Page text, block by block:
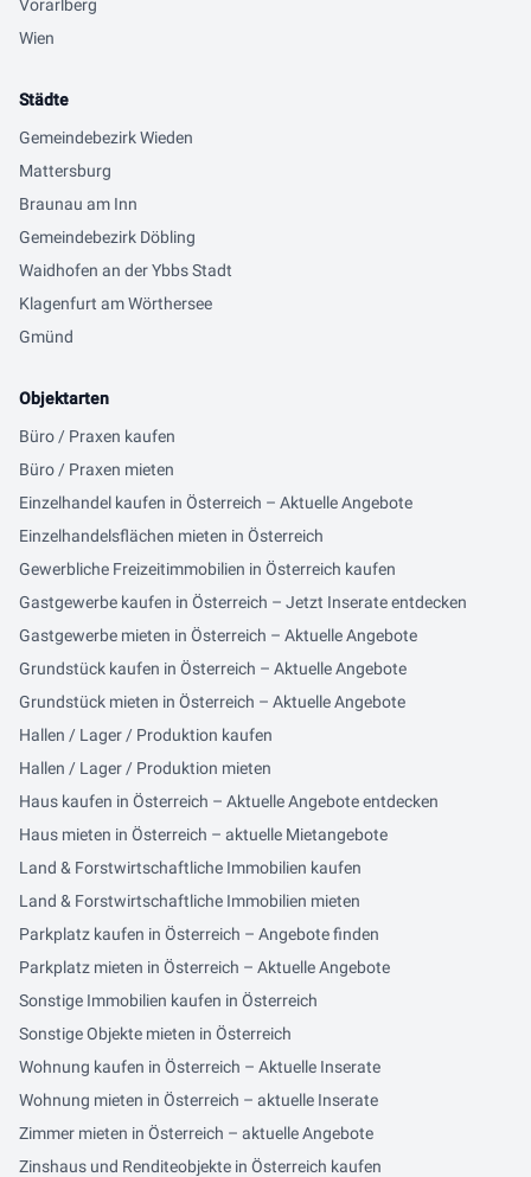
Vorarlberg
Wien
Städte
Gemeindebezirk Wieden
Mattersburg
Braunau am Inn
Gemeindebezirk Döbling
Waidhofen an der Ybbs Stadt
Klagenfurt am Wörthersee
Gmünd
Objektarten
Büro / Praxen kaufen
Büro / Praxen mieten
Einzelhandel kaufen in Österreich – Aktuelle Angebote
Einzelhandelsflächen mieten in Österreich
Gewerbliche Freizeitimmobilien in Österreich kaufen
Gastgewerbe kaufen in Österreich – Jetzt Inserate entdecken
Gastgewerbe mieten in Österreich – Aktuelle Angebote
Grundstück kaufen in Österreich – Aktuelle Angebote
Grundstück mieten in Österreich – Aktuelle Angebote
Hallen / Lager / Produktion kaufen
Hallen / Lager / Produktion mieten
Haus kaufen in Österreich – Aktuelle Angebote entdecken
Haus mieten in Österreich – aktuelle Mietangebote
Land & Forstwirtschaftliche Immobilien kaufen
Land & Forstwirtschaftliche Immobilien mieten
Parkplatz kaufen in Österreich – Angebote finden
Parkplatz mieten in Österreich – Aktuelle Angebote
Sonstige Immobilien kaufen in Österreich
Sonstige Objekte mieten in Österreich
Wohnung kaufen in Österreich – Aktuelle Inserate
Wohnung mieten in Österreich – aktuelle Inserate
Zimmer mieten in Österreich – aktuelle Angebote
Zinshaus und Renditeobjekte in Österreich kaufen